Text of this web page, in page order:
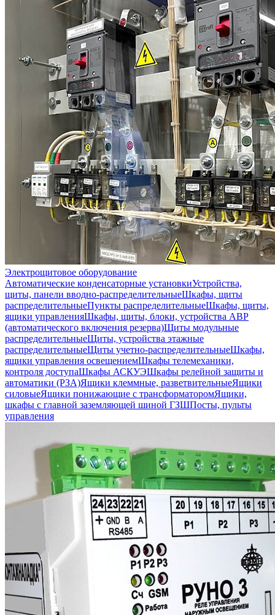
Электрощитовое оборудование
Автоматические конденсаторные установкиУстройства,
щиты, панели вводно-распределительныеШкафы, щиты
распределительныеПункты распределительныеШкафы, щиты,
ящики управленияШкафы, щиты, блоки, устройства АВР
(автоматического включения резерва)Щиты модульные
распределительныеЩиты, устройства этажные
распределительныеЩиты учетно-распределительныеШкафы,
ящики управления освещениемШкафы телемеханики,
контроля доступаШкафы АСКУЭШкафы релейной защиты и
автоматики (РЗА)Ящики клеммные, разветвительныеЯщики
силовыеЯщики понижающие с трансформаторомЯщики,
шкафы с главной заземляющей шиной ГЗШПосты, пульты
управления